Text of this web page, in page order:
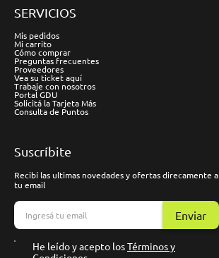
SERVICIOS
Mis pedidos
Mi carrito
Cómo comprar
Preguntas frecuentes
Proveedores
Vea su ticket aquí
Trabaje con nosotros
Portal GDU
Solicitá la Tarjeta Más
Consulta de Puntos
Suscríbite
Recibí las ultimas novedades y ofertas direcamente a
tu email
Enviar
He leído y acepto losTérminos y